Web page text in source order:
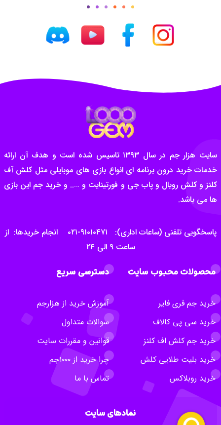
سایت هزار جم در سال ۱۳۹۳ تاسیس شده است و هدف آن ارائه
خدمات خرید درون برنامه ای انواع بازی های موبایلی مثل کلش آف
کلنز و کلش رویال و پاب جی و فورتینایت و ….. و خرید جم این بازی
ها می باشد.
پاسخگویی تلفنی (ساعات اداری): ۹۱۰۱۰۴۷۱-۰۲۱ انجام خریدها: از
ساعت ۹ الی ۲۴
محصولات محبوب سایت
خرید جم فری فایر
خرید سی پی کالاف
خرید جم کلش اف کلنز
خرید بلیت طلایی کلش
خرید روبلاکس
دسترسی سریع
آموزش خرید از هزارجم
سوالات متداول
قوانین و مقررات سایت
چرا خرید از ۱۰۰۰جم
تماس با ما
نمادهای سایت